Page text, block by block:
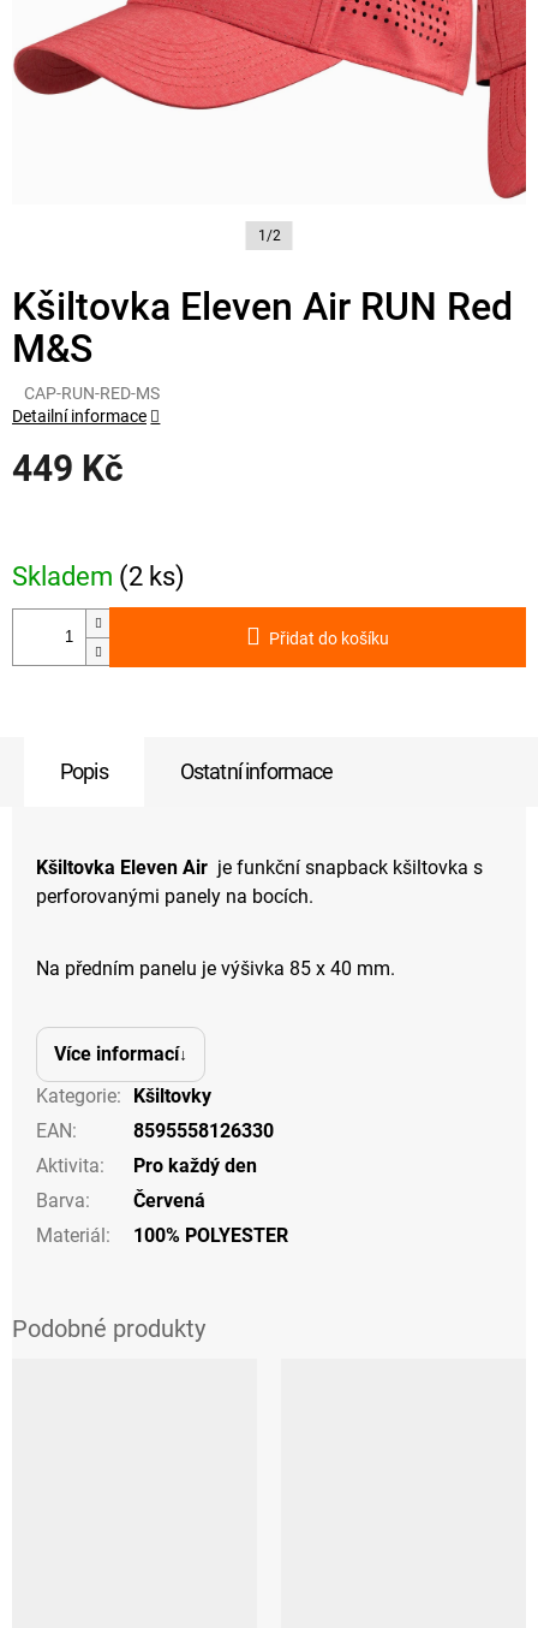
1/2
Kšiltovka Eleven Air RUN Red
M&S
CAP-RUN-RED-MS
449 Kč
Skladem (2 ks)
Přidat do košíku
Detailní informace
Popis Ostatní informace
Kšiltovka Eleven Air je funkční snapback kšiltovka s
perforovanými panely na bocích.
Na předním panelu je výšivka 85 x 40 mm.
Více informací
Kategorie:
Kšiltovky
EAN:
8595558126330
Aktivita:
Pro každý den
Barva:
Červená
Materiál: 100% POLYESTER